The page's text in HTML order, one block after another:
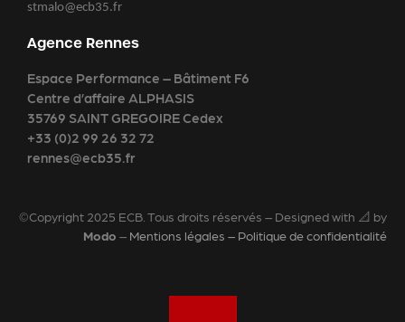
stmalo@ecb35.fr
Agence Rennes
Espace Performance – Bâtiment F6
Centre d’affaire ALPHASIS
35769 SAINT GREGOIRE Cedex
+33 (0)2 99 26 32 72
rennes@ecb35.fr
©Copyright 2025 ECB. Tous droits réservés – Designed with 📐 by
Modo – Mentions légales – Politique de confidentialité